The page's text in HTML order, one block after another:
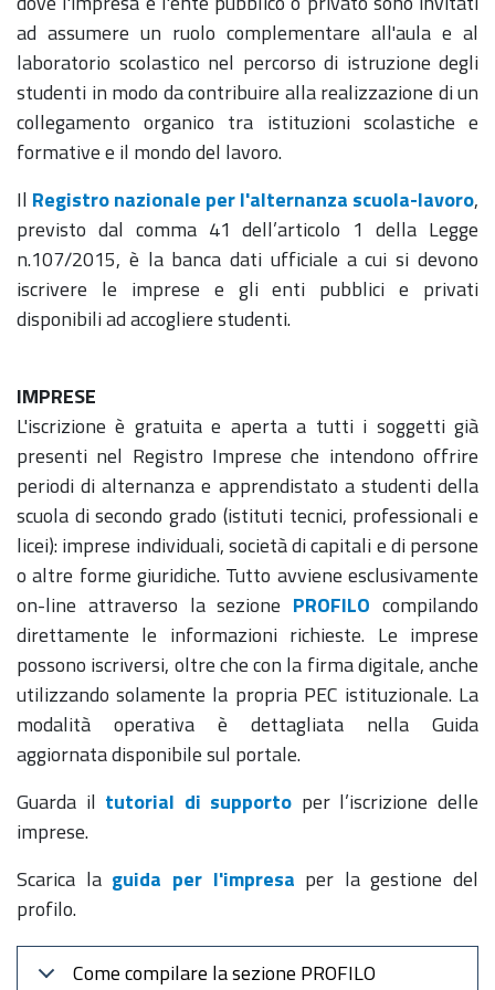
ad assumere un ruolo complementare all'aula e al
laboratorio scolastico nel percorso di istruzione degli
studenti in modo da contribuire alla realizzazione di un
collegamento organico tra istituzioni scolastiche e
formative e il mondo del lavoro.
Il Registro nazionale per l'alternanza scuola-lavoro,
previsto dal comma 41 dell’articolo 1 della Legge
n.107/2015, è la banca dati ufficiale a cui si devono
iscrivere le imprese e gli enti pubblici e privati
disponibili ad accogliere studenti.
IMPRESE
L'iscrizione è gratuita e aperta a tutti i soggetti già
presenti nel Registro Imprese che intendono offrire
periodi di alternanza e apprendistato a studenti della
scuola di secondo grado (istituti tecnici, professionali e
licei): imprese individuali, società di capitali e di persone
o altre forme giuridiche. Tutto avviene esclusivamente
on-line attraverso la sezione PROFILO compilando
direttamente le informazioni richieste. Le imprese
possono iscriversi, oltre che con la firma digitale, anche
utilizzando solamente la propria PEC istituzionale. La
modalità operativa è dettagliata nella Guida
aggiornata disponibile sul portale.
Guarda il tutorial di supporto per l’iscrizione delle
imprese.
Scarica la guida per l'impresa per la gestione del
profilo.
Come compilare la sezione PROFILO